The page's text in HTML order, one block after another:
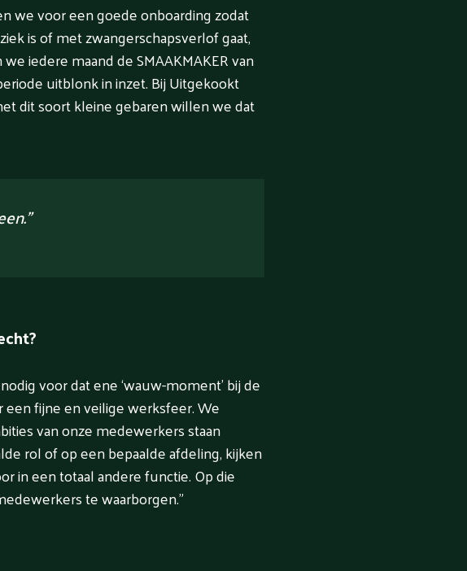
we voor een goede onboarding zodat
is of met zwangerschapsverlof gaat,
iedere maand de SMAAKMAKER van
uitblonk in inzet. Bij Uitgekookt
dit soort kleine gebaren willen we dat
voor dat ene ‘wauw-moment’ bij de
een fijne en veilige werksfeer. We
van onze medewerkers staan
rol of op een bepaalde afdeling, kijken
in een totaal andere functie. Op die
te waarborgen.”